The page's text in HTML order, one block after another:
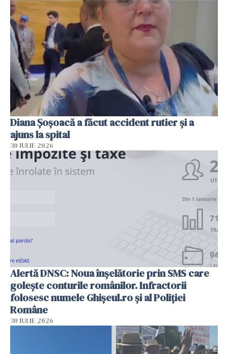
Diana Șoșoacă a făcut accident rutier și a
ajuns la spital
30 IULIE 2026
Alertă DNSC: Noua înșelătorie prin SMS care
golește conturile românilor. Infractorii
folosesc numele Ghișeul.ro și al Poliției
Române
30 IULIE 2026